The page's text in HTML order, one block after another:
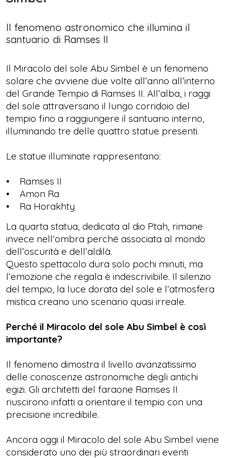
Il fenomeno astronomico che illumina il
santuario di Ramses II
Il Miracolo del sole Abu Simbel è un fenomeno
solare che avviene due volte all’anno all’interno
del Grande Tempio di Ramses II. All’alba, i raggi
del sole attraversano il lungo corridoio del
tempio fino a raggiungere il santuario interno,
illuminando tre delle quattro statue presenti.
Le statue illuminate rappresentano:
• Ramses II
• Amon Ra
• Ra Horakhty
La quarta statua, dedicata al dio Ptah, rimane
invece nell’ombra perché associata al mondo
dell’oscurità e dell’aldilà.
Questo spettacolo dura solo pochi minuti, ma
l’emozione che regala è indescrivibile. Il silenzio
del tempio, la luce dorata del sole e l’atmosfera
mistica creano uno scenario quasi irreale.
Perché il Miracolo del sole Abu Simbel è così
importante?
Il fenomeno dimostra il livello avanzatissimo
delle conoscenze astronomiche degli antichi
egizi. Gli architetti del faraone Ramses II
riuscirono infatti a orientare il tempio con una
precisione incredibile.
Ancora oggi il Miracolo del sole Abu Simbel viene
considerato uno dei più straordinari eventi